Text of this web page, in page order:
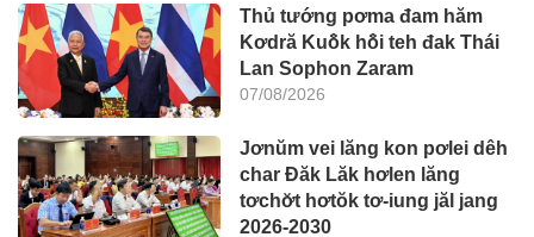
Thủ tướng pơma đam hăm
Kơdră Kuô̆k hô̆i teh đak Thái
Lan Sophon Zaram
07/08/2026
Jơnŭm vei lăng kon pơlei dêh
char Đăk Lăk hơlen lăng
tơchơ̆t hơtŏk tơ-iung jăl jang
2026-2030